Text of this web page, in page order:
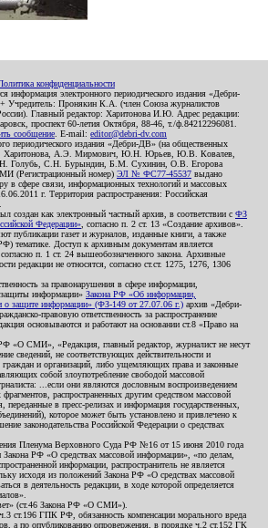
конфиденциальности
информация электронного периодического издания «Дебри-
Учредитель: Пронякин К.А. (член Союза журналистов
Главный редактор: Харитонова И.Ю. Адрес редакции:
проспект 60-летия Октября, 88-46, т./ф.84212296081.
сообщение . E-mail: editor@debri-dv.com
периодического издания «Дебри-ДВ» (на общественных
Харитонова, А.Э. Мирмович, Ю.Н. Юрьев, Ю.В. Ковалев,
Голубь, С.Н. Бурындин, Б.М. Сухинин, О.В. Егорова
(Регистрационный номер) ЭЛ № ФС77-45537 выдано
в сфере связи, информационных технологий и массовых
г. Территория распространения: Российская
создан как электронный частный архив, в соответствии с ФЗ
Федерации» , согласно п. 2 ст. 13 «Создание архивов».
публикации газет и журналов, изданные книги, а также
тематике. Доступ к архивным документам является
п. 1 ст. 24 вышеобозначенного закона. Архивные
редакции не относятся, согласно ст.ст. 1275, 1276, 1306
за правонарушения в сфере информации,
информации» Закона РФ «Об информации,
о защите информации» (ФЗ-149 от 27.07.06 г.) архив «Дебри-
правовую ответственность за распространение
основываются и работают на основании ст.8 «Право на
«О СМИ», «Редакция, главный редактор, журналист не несут
сведений, не соответствующих действительности и
граждан и организаций, либо ущемляющих права и законные
собой злоупотребление свободой массовой
...если они являются дословным воспроизведением
распространенных другим средством массовой
в пресс-релизах и информация государственных,
которое может быть установлено и привлечено к
законодательства Российской Федерации о средствах
Пленума Верховного Суда РФ №16 от 15 июня 2010 года
РФ «О средствах массовой информации», «по делам,
информации, распространитель не является
исходя из положений Закона РФ «О средствах массовой
в деятельность редакции, в ходе которой определяется
(ст.46 Закона РФ «О СМИ»).
ст.196 ГПК РФ, обязанность компенсации морального вреда
а по опубликованию опровержения, в порядке ч.2 ст.152 ГК